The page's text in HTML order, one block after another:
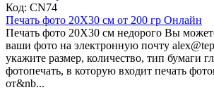
Код: CN74
Печать фото 20Х30 см от 200 гр Онлайн
Печать фото 20Х30 см недорого Вы
ваши фото на электронную почту
укажите размер, количество, тип бумаги
фотопечать, в которую входит печать
от&nb...